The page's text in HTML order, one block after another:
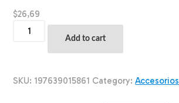
$26,69
Transportador
Mediano
Add to cart
SKU: 197639015861 Category:Accesorios